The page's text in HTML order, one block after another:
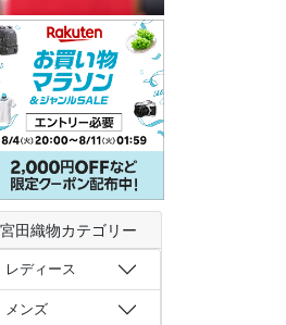
宮田織物カテゴリー
レディース
メンズ